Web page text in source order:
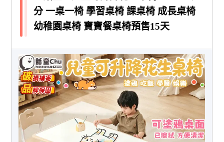
分 一桌一椅 學習桌椅 課桌椅 成長桌椅
幼稚園桌椅 寶寶餐桌椅預售15天